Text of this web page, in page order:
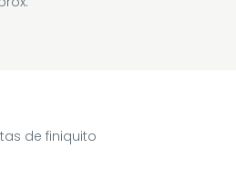
de finiquito